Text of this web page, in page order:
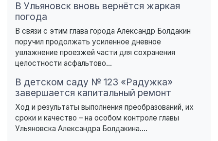
В Ульяновск вновь вернётся жаркая
погода
В связи с этим глава города Александр Болдакин
поручил продолжать усиленное дневное
увлажнение проезжей части для сохранения
целостности асфальтово...
В детском саду № 123 «Радужка»
завершается капитальный ремонт
Ход и результаты выполнения преобразований, их
сроки и качество – на особом контроле главы
Ульяновска Александра Болдакина....